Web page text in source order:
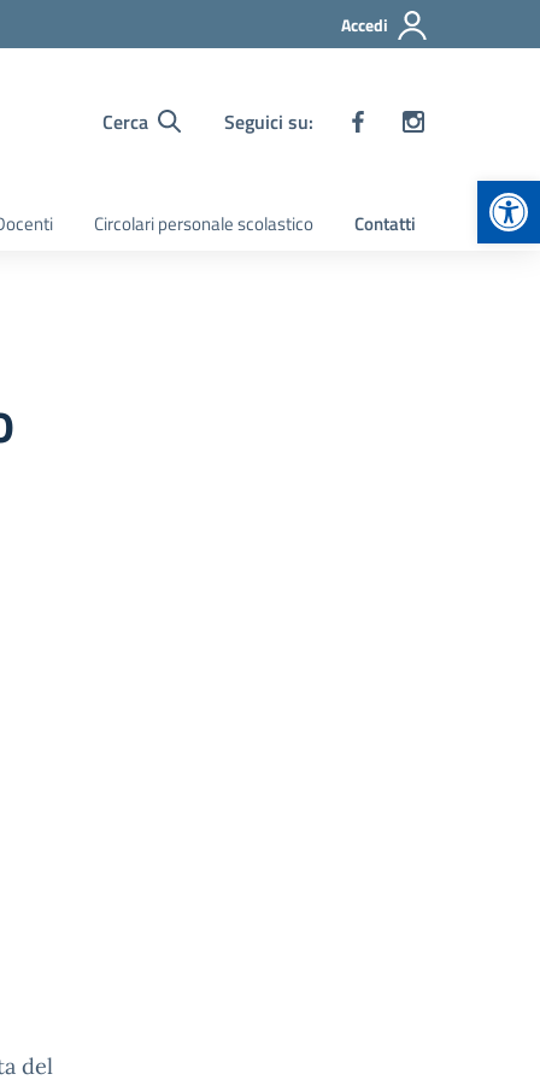
Accedi
Cerca Seguici su:
Circolari personale scolastico Contatti
del